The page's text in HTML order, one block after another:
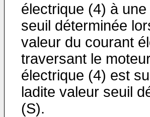
électrique (4) à
seuil déterminée
valeur du courant
traversant le
électrique (4) est
ladite valeur seuil
(S).